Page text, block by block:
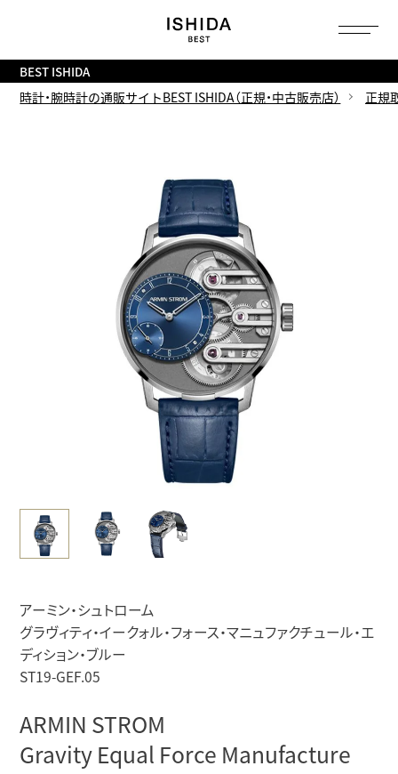
BEST ISHIDA
時計・腕時計の通販サイトBEST ISHIDA（正規・中古販売店）
正規
アーミン・シュトローム
グラヴィティ・イークォル・フォース・マニュファクチュール・エ
ディション・ブルー
ST19-GEF.05
ARMIN STROM
Gravity Equal Force Manufacture
へ